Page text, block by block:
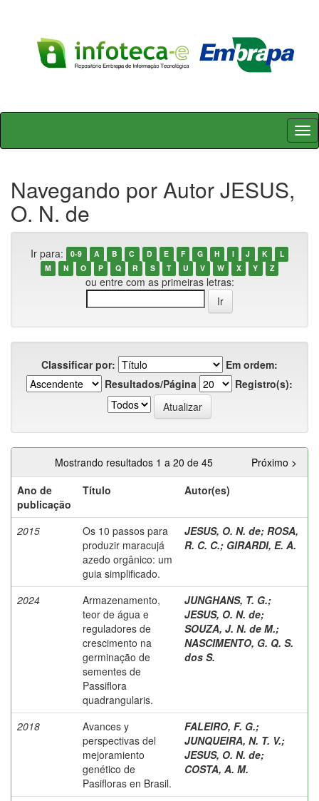
Skip
Navegando por Autor JESUS,
O. N. de
Ir para: 0-9 A B C D E F G H I J K
L
M
N O P Q R S T U V W X Y Z
ou entre com as primeiras letras:
Classificar por:
Em ordem:
Resultados/Página
Registro(s):
Mostrando resultados 1 a 20 de 45
Próximo >
Ano de
publicação
Título Autor(es)
2015
Os 10 passos para
produzir maracujá
azedo orgânico: um
guia simplificado.
JESUS, O. N. de; ROSA,
R. C. C.; GIRARDI, E. A.
2024
Armazenamento,
teor de água e
reguladores de
crescimento na
germinação de
sementes de
Passiflora
quadrangularis.
JUNGHANS, T. G.;
JESUS, O. N. de;
SOUZA, J. N. de M.;
NASCIMENTO, G. Q. S.
dos S.
2018
Avances y
perspectivas del
mejoramiento
genético de
Pasifloras en Brasil.
FALEIRO, F. G.;
JUNQUEIRA, N. T. V.;
JESUS, O. N. de;
COSTA, A. M.